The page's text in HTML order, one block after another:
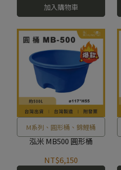
加入購物車
M系列、圓形桶、錦鯉桶
泓米 MB500 圓形桶
NT$6,150